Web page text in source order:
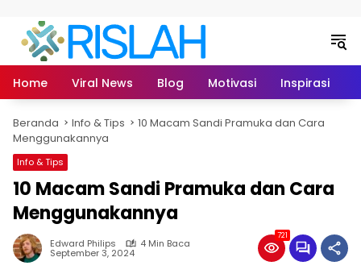
Home Viral News Blog Motivasi Inspirasi
Beranda Info & Tips
10 Macam Sandi Pramuka dan Cara
Menggunakannya
Info & Tips
10 Macam Sandi Pramuka dan Cara
Menggunakannya
Edward Philips 4 Min Baca
September 3, 2024
721